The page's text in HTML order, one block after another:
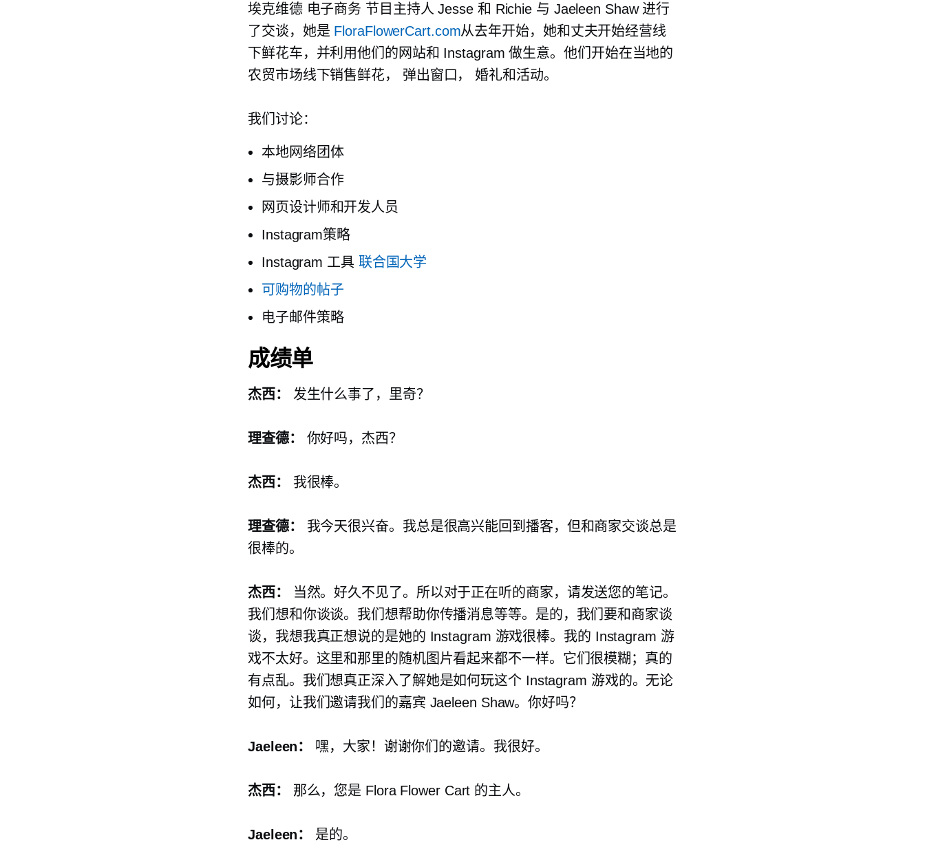
埃克维德 电子商务 节目主持人 Jesse 和 Richie 与 Jaeleen Shaw 进行
了交谈，她是 FloraFlowerCart.com从去年开始，她和丈夫开始经营线
下鲜花车，并利用他们的网站和 Instagram 做生意。他们开始在当地的
农贸市场线下销售鲜花， 弹出窗口， 婚礼和活动。
我们讨论：
本地网络团体
与摄影师合​​作
网页设计师和开发人员
Instagram策略
Instagram 工具 联合国大学
可购物的帖子
电子邮件策略
成绩单
杰西： 发生什么事了，里奇？
理查德： 你好吗，杰西？
杰西： 我很棒。
理查德：
我今天很兴奋。我总是很高兴能回到播客，但和商家交谈总是
很棒的。
杰西：
当然。好久不见了。所以对于正在听的商家，请发送您的笔记。
我们想和你谈谈。我们想帮助你传播消息等等。是的，我们要和商家谈
谈，我想我真正想说的是她的 Instagram 游戏很棒。我的 Instagram 游
戏不太好。这里和那里的随机图片看起来都不一样。它们很模糊；真的
有点乱。我们想真正深入了解她是如何玩这个 Instagram 游戏的。无论
如何，让我们邀请我们的嘉宾 Jaeleen Shaw。你好吗？
Jaeleen： 嘿，大家！谢谢你们的邀请。我很好。
杰西： 那么，您是 Flora Flower Cart 的主人。
Jaeleen： 是的。